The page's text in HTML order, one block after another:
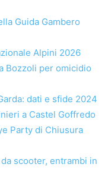
Guida Gambero
Alpini 2026
Bozzoli per omicidio
dati e sfide 2024
a Castel Goffredo
Party di Chiusura
scooter, entrambi in